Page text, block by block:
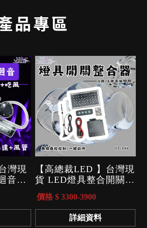
讓尾
質
、價
私訊
提供
為您
▪️幻彩 👉 APP操控📱
多種變化隨心切換
🔧 接線款設計
🔩 夾扣固定 安裝快速不
夜晚不是開燈
是直接開氣場🔥🔥🔥
品專區
灣現
音喇
喇
馬達
【高總裁LED 】台灣現
貨 LED燈具整合開關控
制器 12V 24V 4燈 6燈
切換 工作燈開關 貨車
無線遙控器
價格 $ 3300-3900
詳細資料